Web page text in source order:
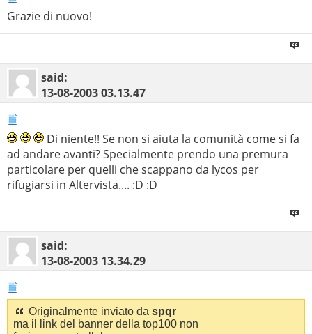
Grazie di nuovo!
said:
13-08-200303.13.47
Di niente!! Se non si aiuta la comunità come si fa
ad andare avanti? Specialmente prendo una premura
particolare per quelli che scappano da lycos per
rifugiarsi in Altervista.... :D :D
said:
13-08-2003 13.34.29
Originalmente inviato da spqr
ma il link del banner della top100 non